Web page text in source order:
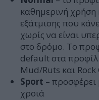
καθημερινή χρήση
εξάτμισης που
χωρίς να είναι
στο δρόμο. Το
default στα
Mud/Ruts και Rock
Sport – προσφέρει
χροιά